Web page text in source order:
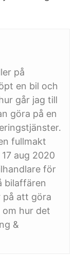
på
en bil och
går jag till
göra på en
fullmakt
aug 2020
för
bilaffären
på att göra
hur det
&